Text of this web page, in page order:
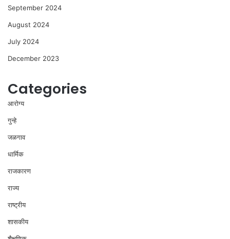
September 2024
August 2024
July 2024
December 2023
Categories
आरोग्य
गुन्हे
जळगाव
धार्मिक
राजकारण
राज्य
राष्ट्रीय
शासकीय